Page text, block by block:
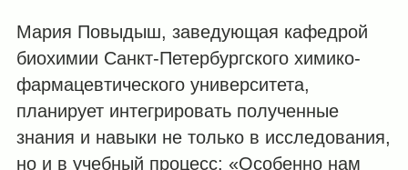
Мария Повыдыш, заведующая кафедрой
биохимии Санкт-Петербургского химико-
фармацевтического университета,
планирует интегрировать полученные
знания и навыки не только в исследования,
но и в учебный процесс: «Особенно нам